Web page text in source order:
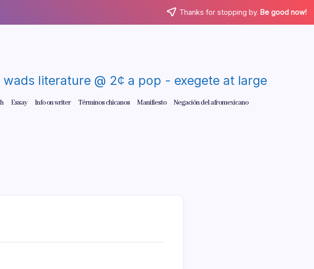
Thanks for stopping by. Be good now!
literature @ 2¢ a pop - exegete at large
Essay Info on writer Términos chicanos Manifiesto Negación del afromexicano